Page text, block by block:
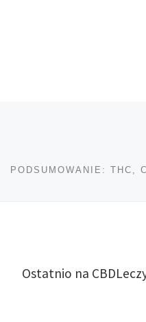
Nawigacja
Ostatnio na